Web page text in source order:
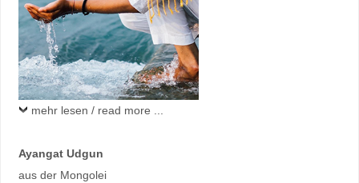
mehr lesen / read more ...
Ayangat Udgun
aus der Mongolei